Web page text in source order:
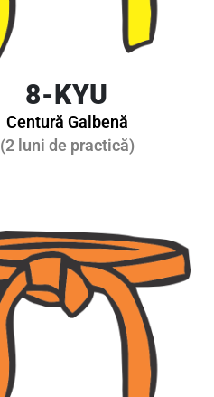
8-KYU
Centură Galbenă
(2 luni de practică)